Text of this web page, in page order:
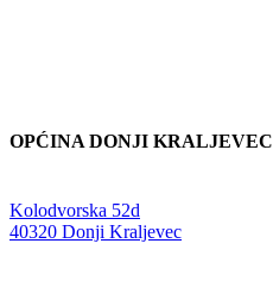
OPĆINA DONJI KRALJEVEC
Kolodvorska 52d
40320 Donji Kraljevec